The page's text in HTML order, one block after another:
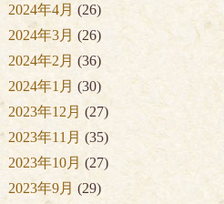
2024年4月 (26)
2024年3月 (26)
2024年2月 (36)
2024年1月 (30)
2023年12月 (27)
2023年11月 (35)
2023年10月 (27)
2023年9月 (29)